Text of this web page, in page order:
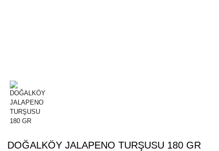
DOĞALKÖY JALAPENO TURŞUSU 180 GR